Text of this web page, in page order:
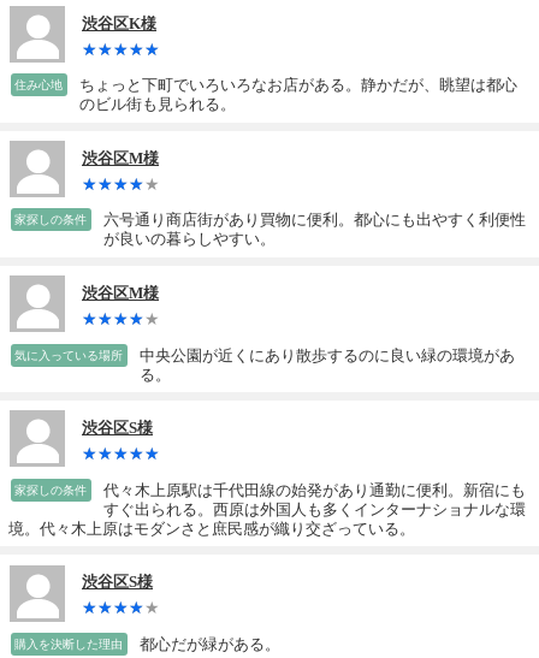
渋谷区K様
住み心地
ちょっと下町でいろいろなお店がある。静かだが、眺望は都心
のビル街も見られる。
渋谷区M様
家探しの条件
六号通り商店街があり買物に便利。都心にも出やすく利便性
が良いの暮らしやすい。
渋谷区M様
気に入っている場所
中央公園が近くにあり散歩するのに良い緑の環境があ
る。
渋谷区S様
家探しの条件
代々木上原駅は千代田線の始発があり通勤に便利。新宿にも
すぐ出られる。西原は外国人も多くインターナショナルな環
境。代々木上原はモダンさと庶民感が織り交ざっている。
渋谷区S様
購入を決断した理由 都心だが緑がある。